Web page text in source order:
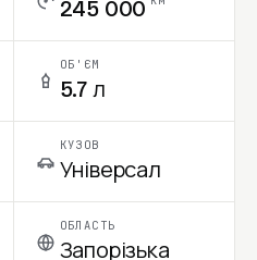
245 000
ОБ'ЄМ
5.7 л
КУЗОВ
Універсал
ОБЛАСТЬ
Запорізька